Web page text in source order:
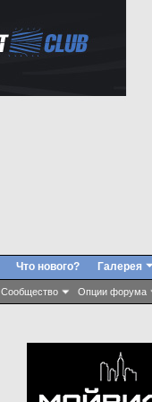
Сообщество Опции форума
Что нового? Галерея